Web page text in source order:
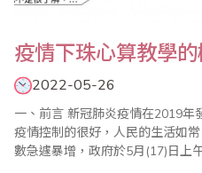
疫情下珠心算教學
2022-05-26
一、前言 新冠肺炎疫情在2019年發生，初期台灣由於地處海島，在
疫情控制的很好，人民的生活如
數急遽暴增，政府於5月(17)日上